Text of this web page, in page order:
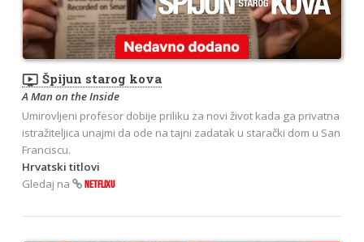
ondemand_video Špijun starog kova
A Man on the Inside
Umirovljeni profesor dobije priliku za novi život kada ga privatna
istražiteljica unajmi da ode na tajni zadatak u starački dom u San
Franciscu.
Hrvatski titlovi
Gledaj na
NETFLIXU